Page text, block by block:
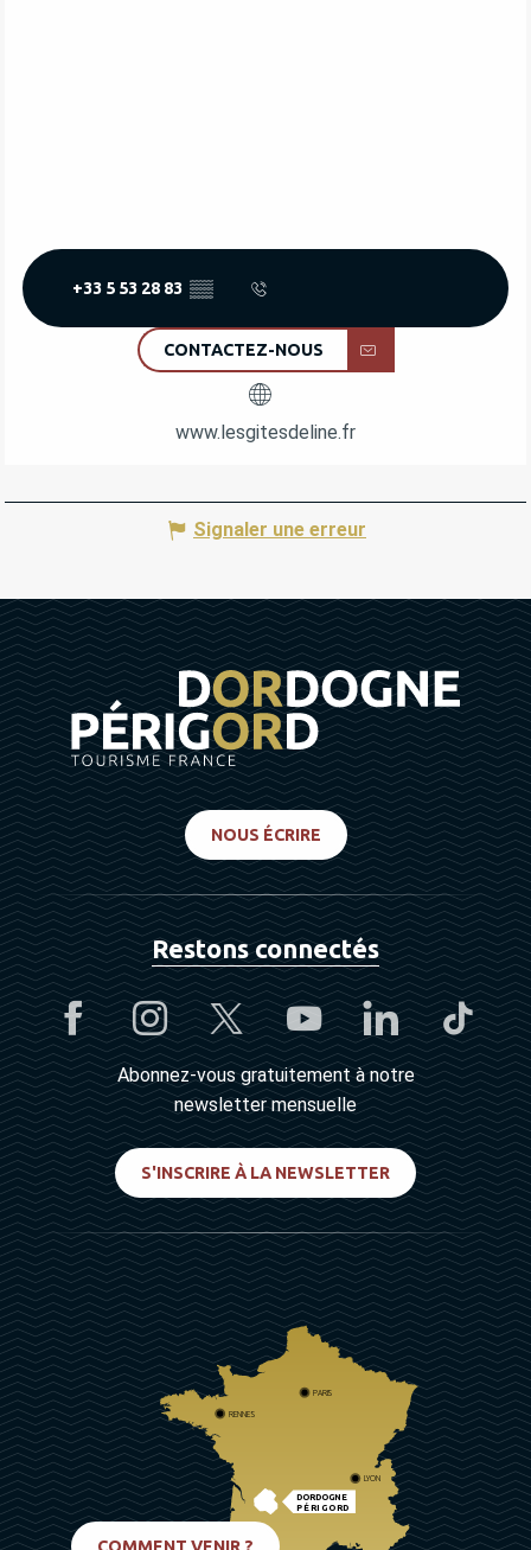
+33 5 53 28 83 ▒▒
CONTACTEZ-NOUS
www.lesgitesdeline.fr
Signaler une erreur
NOUS ÉCRIRE
Restons connectés
Abonnez-vous gratuitement à notre
newsletter mensuelle
S'INSCRIRE À LA NEWSLETTER
DORDOGNE
PÉRIGORD
PARIS
RENNES
LYON